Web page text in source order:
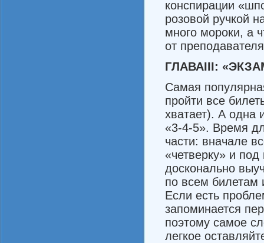
конспира­ции
розовой ручкой
много мороки, а
от
ГЛАВАIII:
Самая
пройти все
хватает). А одна
«3-4-5». Время
части: вначале
«четверку» и
досконально
по всем билетам
Если есть
запоминается
поэтому самое
легкое